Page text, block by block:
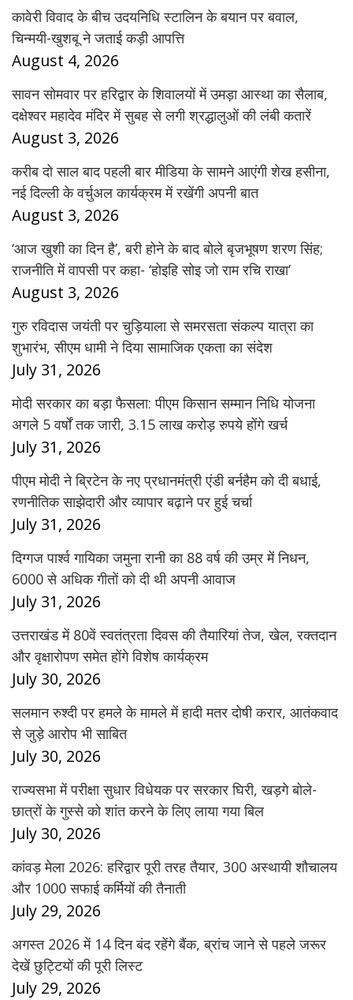
कावेरी विवाद के बीच उदयनिधि स्टालिन के बयान पर बवाल,
चिन्मयी-खुशबू ने जताई कड़ी आपत्ति
August 4, 2026
सावन सोमवार पर हरिद्वार के शिवालयों में उमड़ा आस्था का सैलाब,
दक्षेश्वर महादेव मंदिर में सुबह से लगी श्रद्धालुओं की लंबी कतारें
August 3, 2026
करीब दो साल बाद पहली बार मीडिया के सामने आएंगी शेख हसीना,
नई दिल्ली के वर्चुअल कार्यक्रम में रखेंगी अपनी बात
August 3, 2026
‘आज खुशी का दिन है’, बरी होने के बाद बोले बृजभूषण शरण सिंह;
राजनीति में वापसी पर कहा- ‘होइहि सोइ जो राम रचि राखा’
August 3, 2026
गुरु रविदास जयंती पर चुड़ियाला से समरसता संकल्प यात्रा का
शुभारंभ, सीएम धामी ने दिया सामाजिक एकता का संदेश
July 31, 2026
मोदी सरकार का बड़ा फैसला: पीएम किसान सम्मान निधि योजना
अगले 5 वर्षों तक जारी, 3.15 लाख करोड़ रुपये होंगे खर्च
July 31, 2026
पीएम मोदी ने ब्रिटेन के नए प्रधानमंत्री एंडी बर्नहैम को दी बधाई,
रणनीतिक साझेदारी और व्यापार बढ़ाने पर हुई चर्चा
July 31, 2026
दिग्गज पार्श्व गायिका जमुना रानी का 88 वर्ष की उम्र में निधन,
6000 से अधिक गीतों को दी थी अपनी आवाज
July 31, 2026
उत्तराखंड में 80वें स्वतंत्रता दिवस की तैयारियां तेज, खेल, रक्तदान
और वृक्षारोपण समेत होंगे विशेष कार्यक्रम
July 30, 2026
सलमान रुश्दी पर हमले के मामले में हादी मतर दोषी करार, आतंकवाद
से जुड़े आरोप भी साबित
July 30, 2026
राज्यसभा में परीक्षा सुधार विधेयक पर सरकार घिरी, खड़गे बोले-
छात्रों के गुस्से को शांत करने के लिए लाया गया बिल
July 30, 2026
कांवड़ मेला 2026: हरिद्वार पूरी तरह तैयार, 300 अस्थायी शौचालय
और 1000 सफाई कर्मियों की तैनाती
July 29, 2026
अगस्त 2026 में 14 दिन बंद रहेंगे बैंक, ब्रांच जाने से पहले जरूर
देखें छुट्टियों की पूरी लिस्ट
July 29, 2026